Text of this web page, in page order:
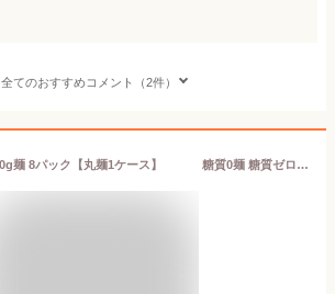
全てのおすすめコメント（2件）
紀文公式 糖質0g麺 8パック【丸麺1ケース】 糖質0麺 糖質ゼロ 麺 低糖質 糖質制限 糖質オフ 糖質 カット 低カロリー ロカボ 置き換え ダイエット 食品 こんにゃく麺 こんにゃく ラーメン パスタ うどん ヌードル おからパウダー 保存料不使用